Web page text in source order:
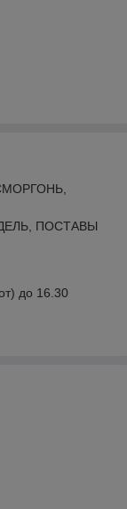
ПОСТАВЫ
до 16.30